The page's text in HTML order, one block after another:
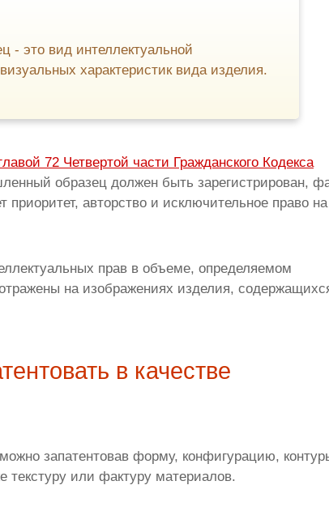
это вид интеллектуальной
характеристик вида изделия.
72 Четвертой части Гражданского Кодекса
образец должен быть зарегистрирован,
приоритет, авторство и исключительное право на
прав в объеме, определяемом
на изображениях изделия,
в качестве
запатентовав форму, конфигурацию,
текстуру или фактуру материалов.